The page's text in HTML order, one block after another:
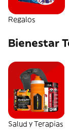
Regalos
Bienestar
Salud y Terapias